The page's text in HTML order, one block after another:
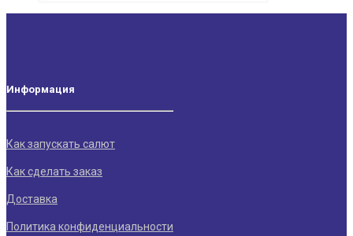
Информация
Как запускать салют
Как сделать заказ
Доставка
Политика конфиденциальности